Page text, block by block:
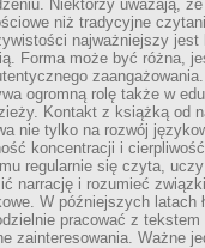
Niektórzy uważają,
niż tradycyjne
najważniejszy jest
Forma może być różna,
ogromną rolę także w
Kontakt z książką od
nie tylko na rozwój
koncentracji i
regularnie się czyta,
narrację i rozumieć
W późniejszych latach
pracować z tekstem
zainteresowania. Ważne